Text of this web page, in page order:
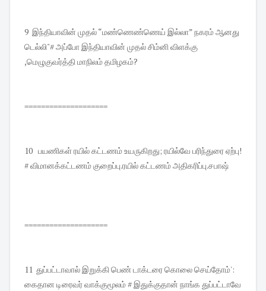
9 இந்தியாவின் முதல் “மண்ணெண்ணெய் இல்லா” நகரம் ஆனது
டெல்லி"# அப்போ இந்தியாவின் முதல் சிம்னி விளக்கு
,மெழுகுவர்த்தி மாநிலம் தமிழகம்?
====================
10 பயணிகள் ரயில் கட்டணம் உயருகிறது; ரயில்வே பரிந்துரை ஏற்பு!
# விமானக்கட்டணம் குறைப்பு.ரயில் கட்டணம் அதிகரிப்பு.சபாஷ்
====================
11 துப்பட்டாவால் இறுக்கி பெண் டாக்டரை கொலை செய்தோம்':
கைதான டிரைவர் வாக்குமூலம் # இதுக்குதான் நாங்க துப்பட்டாவே